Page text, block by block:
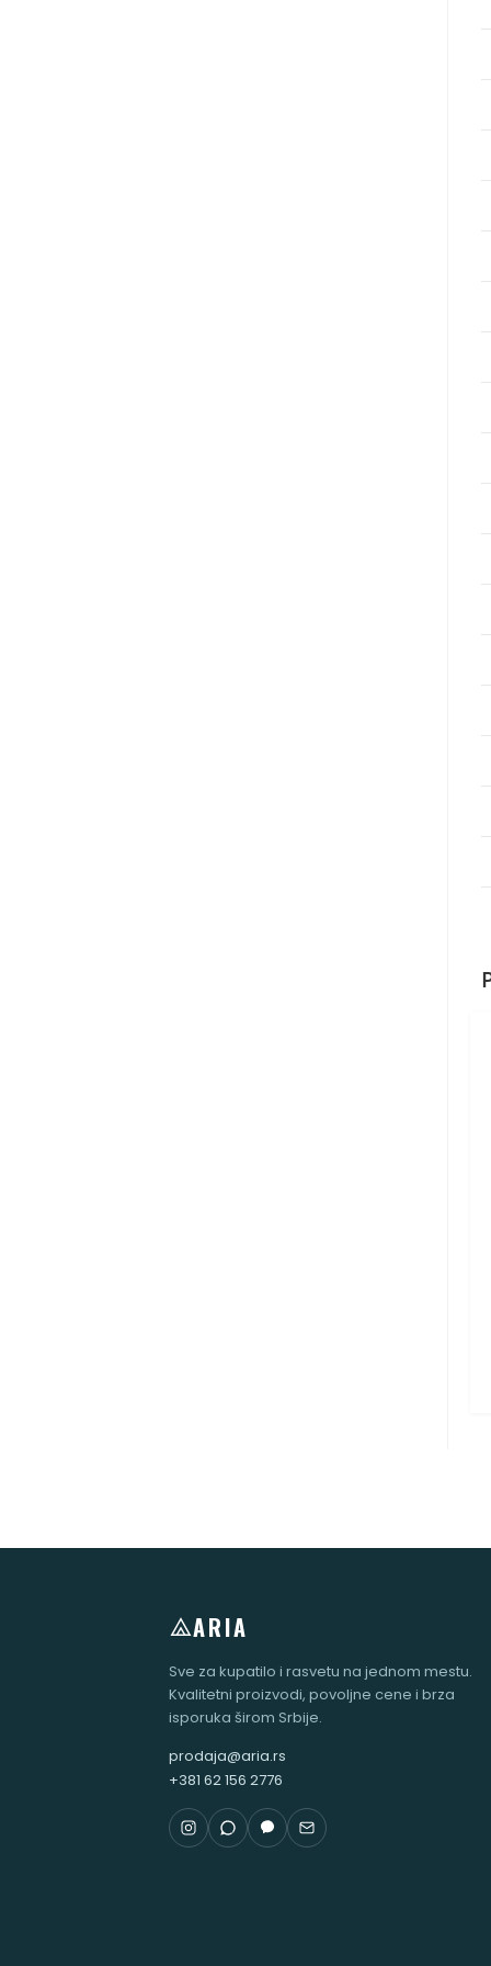
ARIA
Sve za kupatilo i rasvetu na jednom mestu.
Kvalitetni proizvodi, povoljne cene i brza
isporuka širom Srbije.
prodaja@aria.rs
+381 62 156 2776